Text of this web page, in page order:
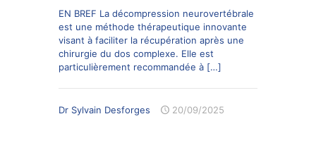
EN BREF La décompression neurovertébrale
est une méthode thérapeutique innovante
visant à faciliter la récupération après une
chirurgie du dos complexe. Elle est
particulièrement recommandée à […]
Dr Sylvain Desforges 20/09/2025